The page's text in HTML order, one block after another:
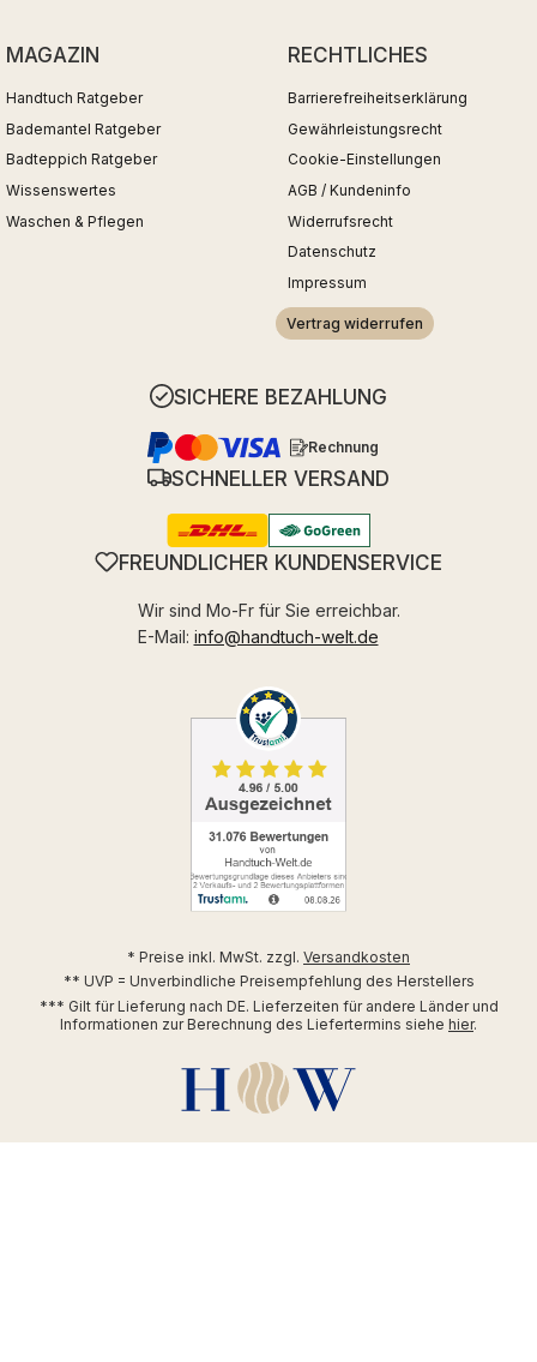
MAGAZIN
Handtuch Ratgeber
Bademantel Ratgeber
Badteppich Ratgeber
Wissenswertes
Waschen & Pflegen
RECHTLICHES
Barrierefreiheitserklärung
Gewährleistungsrecht
Cookie-Einstellungen
AGB / Kundeninfo
Widerrufsrecht
Datenschutz
Impressum
Vertrag widerrufen
SICHERE BEZAHLUNG
Rechnung
SCHNELLER VERSAND
FREUNDLICHER KUNDENSERVICE
Wir sind Mo-Fr für Sie erreichbar.
E-Mail: info@handtuch-welt.de
* Preise inkl. MwSt. zzgl. Versandkosten
** UVP = Unverbindliche Preisempfehlung des Herstellers
*** Gilt für Lieferung nach DE. Lieferzeiten für andere Länder und
Informationen zur Berechnung des Liefertermins siehe hier.